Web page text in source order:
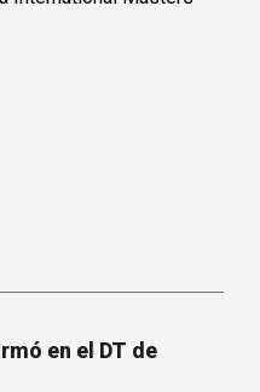
en el DT de